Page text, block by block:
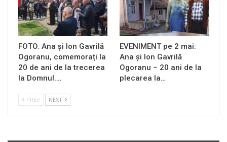
FOTO. Ana și Ion Gavrilă
Ogoranu, comemorați la
20 de ani de la trecerea
la Domnul.…
EVENIMENT pe 2 mai:
Ana și Ion Gavrilă
Ogoranu – 20 ani de la
plecarea la…
PREV NEXT